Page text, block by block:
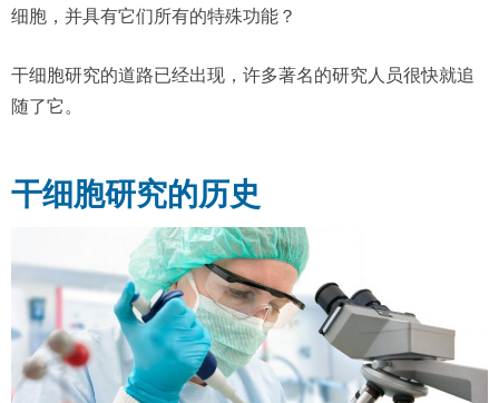
细胞，并具有它们所有的特殊功能？
干细胞研究的道路已经出现，许多著名的研究人员很快就追
随了它。
干细胞研究的历史